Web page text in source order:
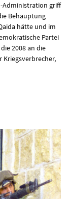
Administration griff
Behauptung
hätte und im
Partei
2008 an die
Kriegsverbrecher,